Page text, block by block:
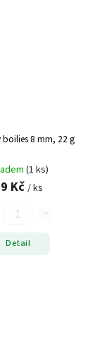
8 mm, 22 g
(1 ks)
Kč / ks
Detail